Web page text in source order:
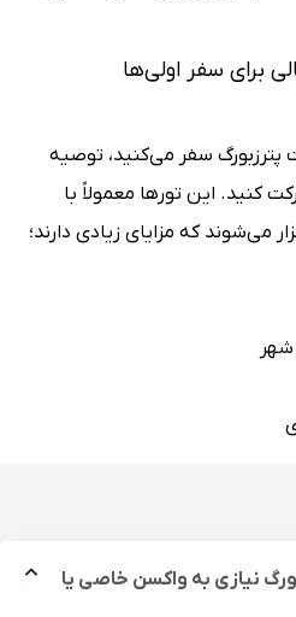
برای سفر اولی‌ها
پترزبورگ سفر می‌کنید، توصیه
کنید. این تورها معمولاً با
می‌شوند که مزایای زیادی دارند؛
نیازی به واکسن خاصی یا